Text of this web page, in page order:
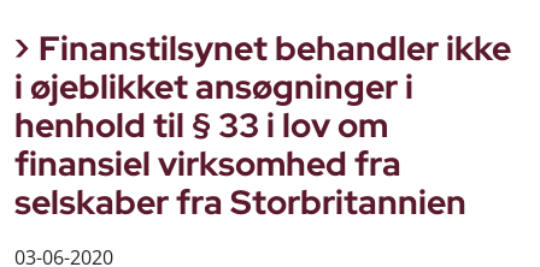
Finanstilsynet behandler ikke
i øjeblikket ansøgninger i
henhold til § 33 i lov om
finansiel virksomhed fra
selskaber fra Storbritannien
03-06-2020